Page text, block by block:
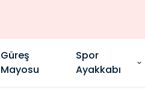
Güreş
Mayosu
Spor
Ayakkabı